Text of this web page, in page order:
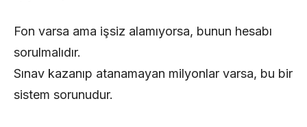
Fon varsa ama işsiz alamıyorsa, bunun hesabı
sorulmalıdır.
Sınav kazanıp atanamayan milyonlar varsa, bu bir
sistem sorunudur.